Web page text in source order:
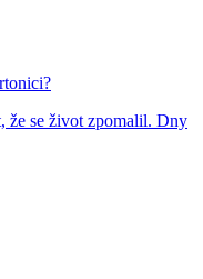
že se život zpomalil. Dny